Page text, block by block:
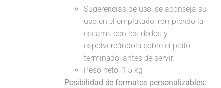
Sugerencias de uso: se aconseja su
uso en el emplatado, rompiendo la
escama con los dedos y
espolvoreándola sobre el plato
terminado, antes de servir.
Peso neto: 1,5 kg
Posibilidad de formatos personalizables,